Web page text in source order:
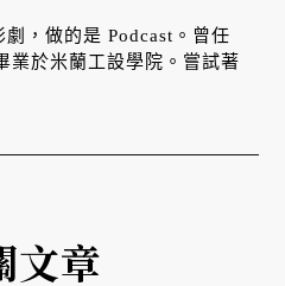
，做的是 Podcast。曾任
業於米蘭工設學院。嘗試著
文章